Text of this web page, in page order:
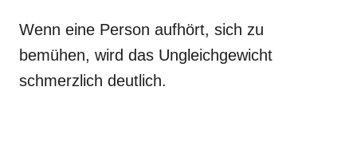
Wenn eine Person aufhört, sich zu
bemühen, wird das Ungleichgewicht
schmerzlich deutlich.